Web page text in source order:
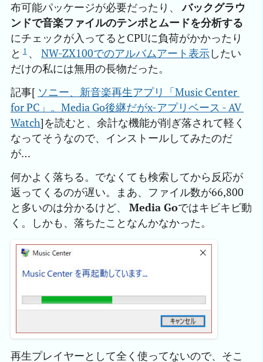
布可能パッケージが必要だったり、バックグラウ
ンドで音楽ファイルのテンポとムードを分析する
にチェックが入ってるとCPUに負荷がかかったり
と 1 、NW-ZX100でのアルバムアート表示したい
だけの私には無用の長物だった。
記事[ ソニー、新音楽再生アプリ「Music Center
for PC」。Media Go後継だがx-アプリベース - AV
Watch]を読むと、余計な機能が削ぎ落されて軽く
なってそうなので、インストールしてみたのだ
が…
何かよく落ちる。でなくても検索してから反応が
返ってくるのが遅い。まあ、ファイル数が66,800
と多いのは分かるけど、 Media Goではキビキビ動
く。しかも、落ちたことなんかなかった。
再生プレイヤーとして全く使ってないので、そこ